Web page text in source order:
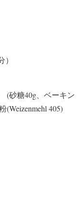
(砂糖40g、ベーキン
405)